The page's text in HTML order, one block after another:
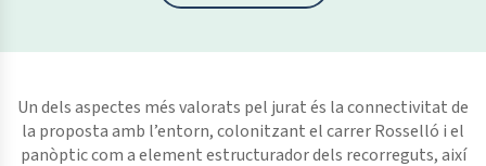
Un dels aspectes més valorats pel jurat és la connectivitat de
la proposta amb l’entorn, colonitzant el carrer Rosselló i el
panòptic com a element estructurador dels recorreguts, així